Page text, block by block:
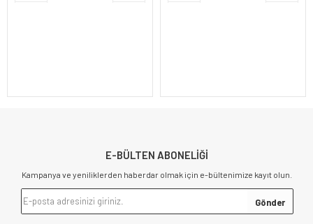
E-BÜLTEN ABONELİĞİ
Kampanya ve yeniliklerden haberdar olmak için e-bültenimize kayıt olun.